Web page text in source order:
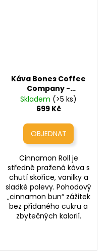
Káva Bones Coffee
Company -
Cinnamon Roll
(skořicová rolka s
Skladem (>5 ks)
699 Kč
Cinnamon Roll je
středně pražená káva s
chutí skořice, vanilky a
sladké polevy. Pohodový
„cinnamon bun“ zážitek
bez přidaného cukru a
zbytečných kalorií.